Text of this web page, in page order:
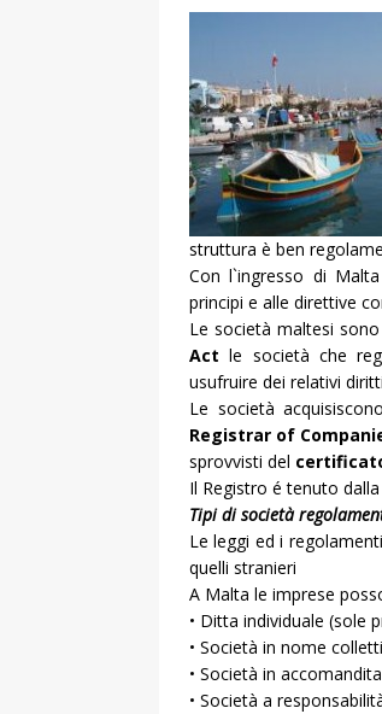
struttura è ben
Con l`ingresso di
principi e alle direttive
Le società maltesi
Actle società che
usufruire dei relativi
Le società
Registrar of
sprovvisti del
Il Registro é tenuto
Tipi di società
Le leggi ed i
quelli stranieri
A Malta le imprese
• Ditta individuale (sole
• Società in nome
• Società in
• Società a